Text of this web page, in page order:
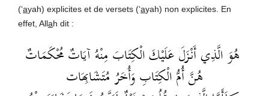
(‘ayah) explicites et de versets (‘ayah) non explicites. En
effet, Allah dit :
هُوَ الَّذِي أَنْزَلَ عَلَيْكَ الْكِتَابَ مِنْهُ آيَاتٌ مُحْكَمَاتٌ
هُنَّ أُمُّ الْكِتَابِ وَأُخَرُ مُتَشَابِهَات